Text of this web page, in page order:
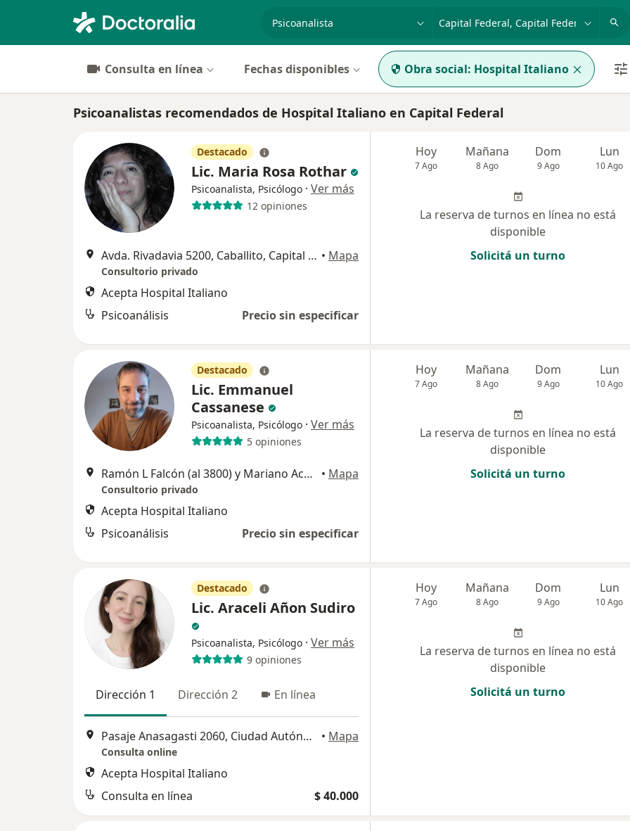
Consulta en línea Fechas disponibles Obra social: Hospital Italiano
Psicoanalistas recomendados de Hospital Italiano en Capital Federal
Destacado
Lic. Maria Rosa Rothar
Psicoanalista, Psicólogo · Ver más
12 opiniones
Avda. Rivadavia 5200, Caballito, Capital Federal, Capital Federal • Mapa
Consultorio privado
Acepta Hospital Italiano
Psicoanálisis
Precio sin especificar
Hoy
7 Ago
Mañana
8 Ago
Dom
9 Ago
Lun
10 Ago
La reserva de turnos en línea no está
disponible
Solicitá un turno
Destacado
Lic. Emmanuel
Cassanese
Psicoanalista, Psicólogo · Ver más
5 opiniones
Ramón L Falcón (al 3800) y Mariano Acosta, Capital Federal • Mapa
Consultorio privado
Acepta Hospital Italiano
Psicoanálisis
Precio sin especificar
Hoy
7 Ago
Mañana
8 Ago
Dom
9 Ago
Lun
10 Ago
La reserva de turnos en línea no está
disponible
Solicitá un turno
Destacado
Lic. Araceli Añon Sudiro
Psicoanalista, Psicólogo · Ver más
9 opiniones
Dirección 1 Dirección 2 En línea
Pasaje Anasagasti 2060, Ciudad Autónoma de Buenos Aires • Mapa
Consulta online
Acepta Hospital Italiano
Consulta en línea
$ 40.000
Hoy
7 Ago
Mañana
8 Ago
Dom
9 Ago
Lun
10 Ago
La reserva de turnos en línea no está
disponible
Solicitá un turno